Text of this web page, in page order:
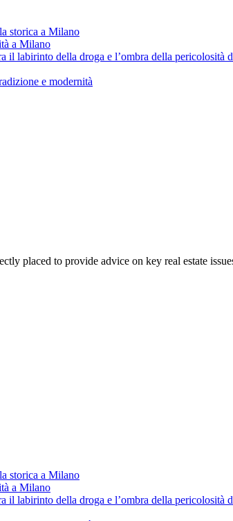
storica a Milano
a Milano
il labirinto della droga e l’ombra della pericolosità
e modernità
placed to provide advice on key real estate
storica a Milano
a Milano
il labirinto della droga e l’ombra della pericolosità